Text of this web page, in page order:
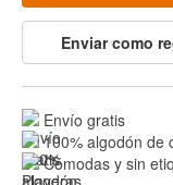
Enviar como
Envío gratis
100% algodón de
Cómodas y sin